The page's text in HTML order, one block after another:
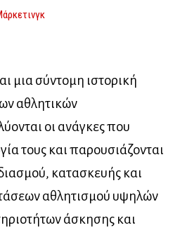
μια σύντομη ιστορική
αθλητικών
οι ανάγκες που
τους και παρουσιάζονται
κατασκευής και
αθλητισμού υψηλών
άσκησης και